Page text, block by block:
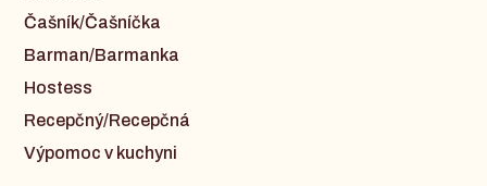
Čašník/Čašníčka
Barman/Barmanka
Hostess
Recepčný/Recepčná
Výpomoc v kuchyni